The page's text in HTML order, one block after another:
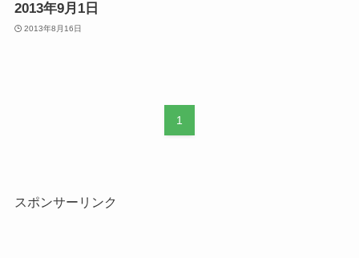
2013年9月1日
2013年8月16日
1
スポンサーリンク